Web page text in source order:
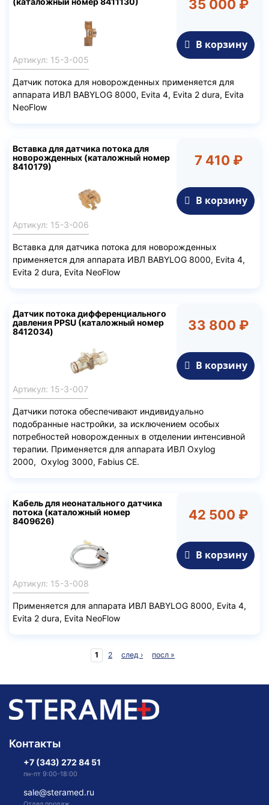
35 000 ₽
В корзину
Артикул: 15-3-005
Датчик потока для новорожденных применяется для
аппарата ИВЛ BABYLOG 8000, Evita 4, Evita 2 dura, Evita
NeoFlow
7 410 ₽
В корзину
Вставка для датчика потока для
новорожденных (каталожный номер
8410179)
Артикул: 15-3-006
Вставка для датчика потока для новорожденных
применяется для аппарата ИВЛ BABYLOG 8000, Evita 4,
Evita 2 dura, Evita NeoFlow
33 800 ₽
В корзину
Датчик потока дифференциального
давления PPSU (каталожный номер
8412034)
Артикул: 15-3-007
Датчики потока обеспечивают индивидуально
подобранные настройки, за исключением особых
потребностей новорожденных в отделении интенсивной
терапии. Применяется для аппарата ИВЛ Oxylog
2000, Oxylog 3000, Fabius CE.
42 500 ₽
В корзину
Кабель для неонатального датчика
потока (каталожный номер
8409626)
Артикул: 15-3-008
Применяется для аппарата ИВЛ BABYLOG 8000, Evita 4,
Evita 2 dura, Evita NeoFlow
1 2 след › посл »
Контакты
+7 (343) 272 84 51
пн-пт 9:00-18:00
sale@steramed.ru